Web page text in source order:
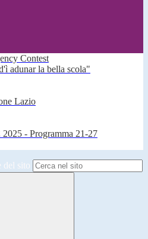
Contest
adunar la bella scola"
Lazio
- Programma 21-27
del sito